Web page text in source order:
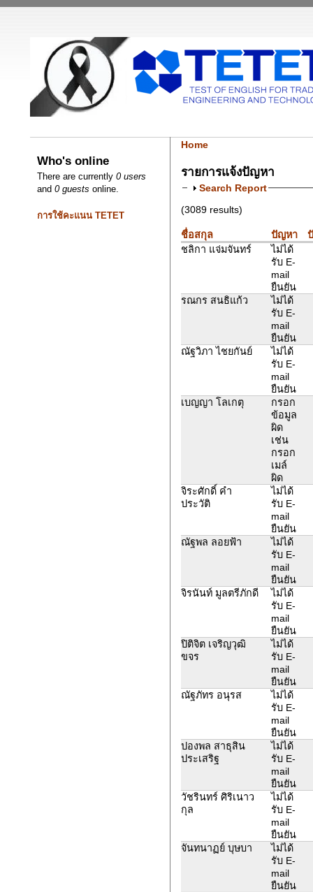
Who's online
There are currently0 users
and0 guests online.
การใช้คะแนน TETET
Home
รายการแจ้งปัญหา
Search Report
(3089 results)
ชื่อสกุล ปัญหา
ชลิกา แจ่มจันทร์
ไม่ได้
รับ E-
mail
ยืนยัน
รณกร สนธิแก้ว
ไม่ได้
รับ E-
mail
ยืนยัน
ณัฐวิภา ไชยกันย์
ไม่ได้
รับ E-
mail
ยืนยัน
เบญญา โลเกตุ
กรอก
ข้อมูล
ผิด
เช่น
กรอก
เมล์
ผิด
จิระศักดิ์ คำ
ประวัติ
ไม่ได้
รับ E-
mail
ยืนยัน
ณัฐพล ลอยฟ้า
ไม่ได้
รับ E-
mail
ยืนยัน
จิรนันท์ มูลตรีภักดี
ไม่ได้
รับ E-
mail
ยืนยัน
ปิติจิต เจริญวุฒิ
ขจร
ไม่ได้
รับ E-
mail
ยืนยัน
ณัฐภัทร อนุรส
ไม่ได้
รับ E-
mail
ยืนยัน
ปองพล สาธุสิน
ประเสริฐ
ไม่ได้
รับ E-
mail
ยืนยัน
วัชรินทร์ ศิริเนาว
กุล
ไม่ได้
รับ E-
mail
ยืนยัน
จันทนาฏย์ บุษบา
ไม่ได้
รับ E-
mail
ยืนยัน